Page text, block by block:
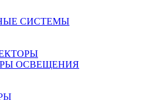
СИСТЕМЫ
ОСВЕЩЕНИЯ